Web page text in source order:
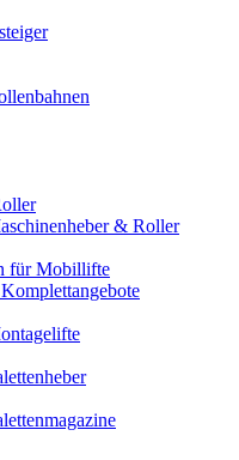
& Roller
für Mobillifte